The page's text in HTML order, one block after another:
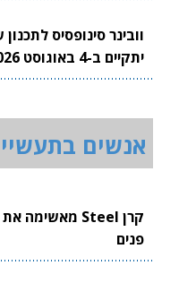
יתקיים ב-4 באוגוסט 2026
אנשים
פנים